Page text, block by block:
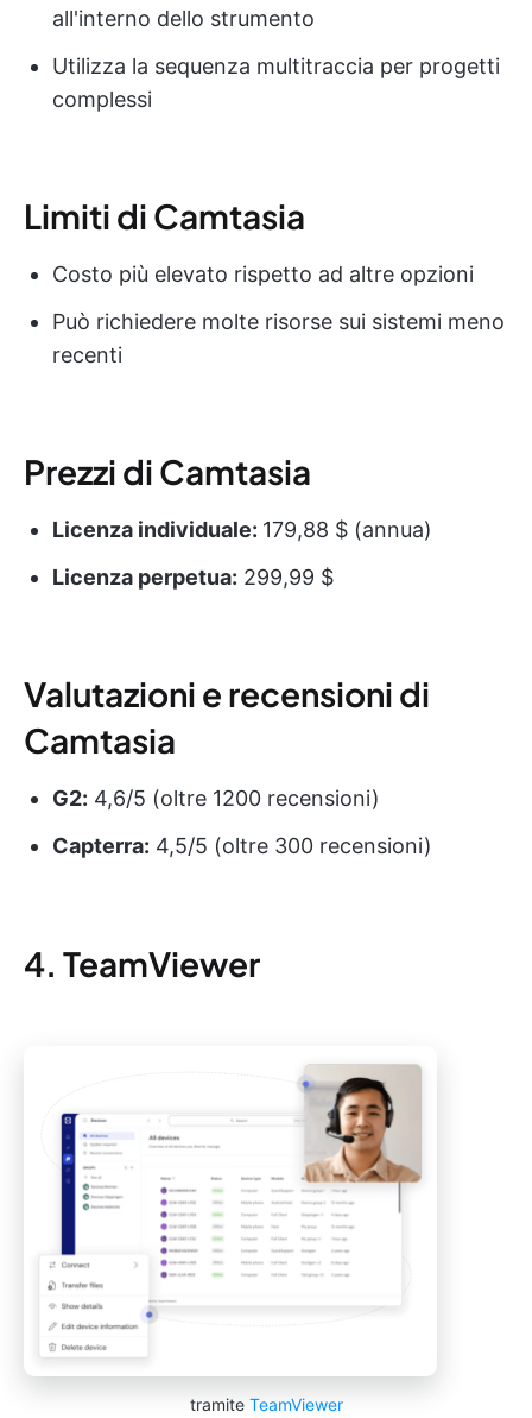
all'interno dello strumento
Utilizza la sequenza multitraccia per progetti
complessi
Limiti di Camtasia
Costo più elevato rispetto ad altre opzioni
Può richiedere molte risorse sui sistemi meno
recenti
Prezzi di Camtasia
Licenza individuale: 179,88 $ (annua)
Licenza perpetua: 299,99 $
Valutazioni e recensioni di
Camtasia
G2: 4,6/5 (oltre 1200 recensioni)
Capterra: 4,5/5 (oltre 300 recensioni)
4. TeamViewer
tramite TeamViewer